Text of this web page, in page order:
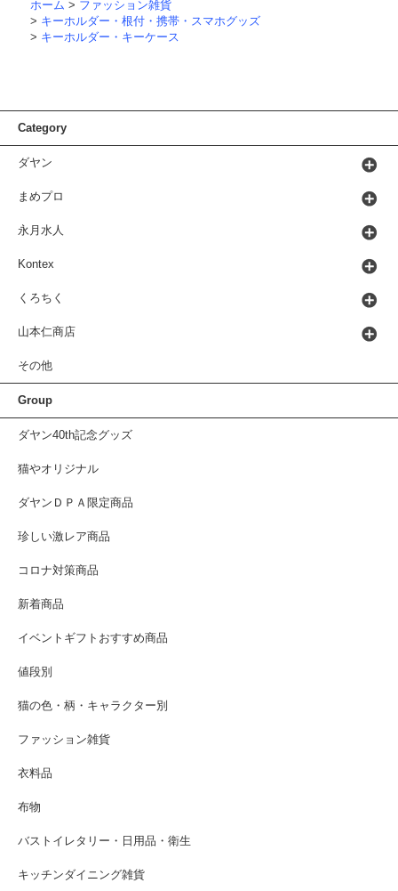
ホーム > ファッション雑貨
> キーホルダー・根付・携帯・スマホグッズ
> キーホルダー・キーケース
Category
ダヤン
まめプロ
永月水人
Kontex
くろちく
山本仁商店
その他
Group
ダヤン40th記念グッズ
猫やオリジナル
ダヤンＤＰＡ限定商品
珍しい激レア商品
コロナ対策商品
新着商品
イベントギフトおすすめ商品
値段別
猫の色・柄・キャラクター別
ファッション雑貨
衣料品
布物
バストイレタリー・日用品・衛生
キッチンダイニング雑貨